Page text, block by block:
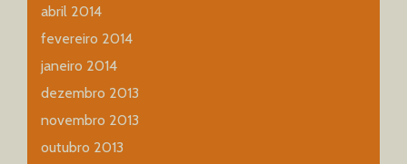
abril 2014
fevereiro 2014
janeiro 2014
dezembro 2013
novembro 2013
outubro 2013